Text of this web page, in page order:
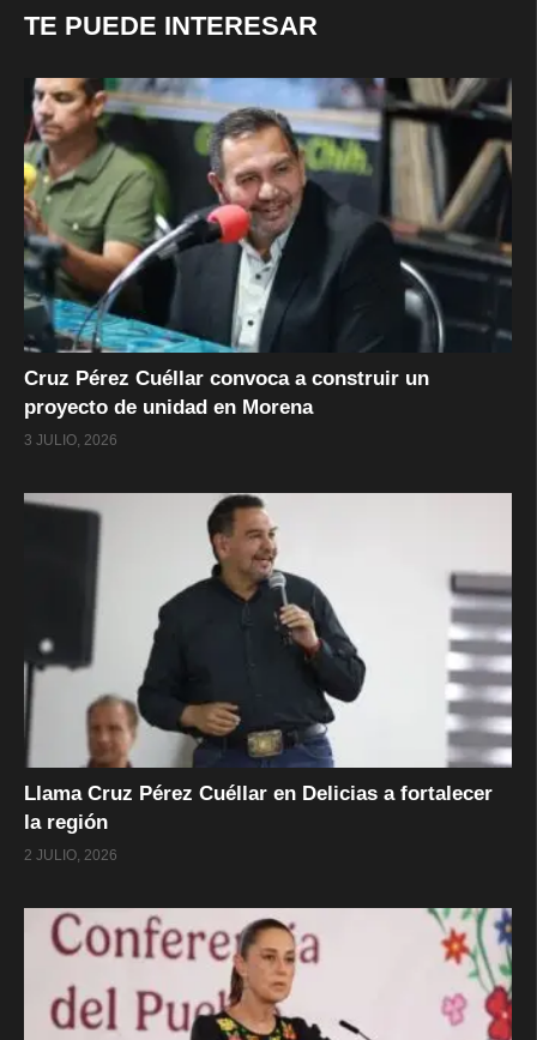
TE PUEDE INTERESAR
Cruz Pérez Cuéllar convoca a construir un
proyecto de unidad en Morena
3 JULIO, 2026
Llama Cruz Pérez Cuéllar en Delicias a fortalecer
la región
2 JULIO, 2026